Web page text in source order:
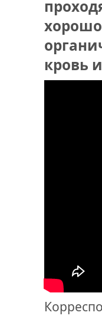
РОССИИ
кровь